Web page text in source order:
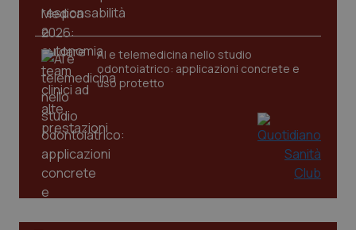
AI e telemedicina nello studio
odontoiatrico: applicazioni concrete e
uso protetto
tracking-enable
www.quotidianosanita.it